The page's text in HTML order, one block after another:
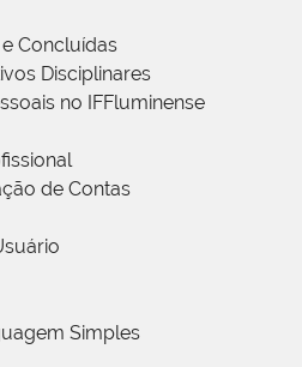
Concluídas
Disciplinares
no IFFluminense
de Contas
Simples